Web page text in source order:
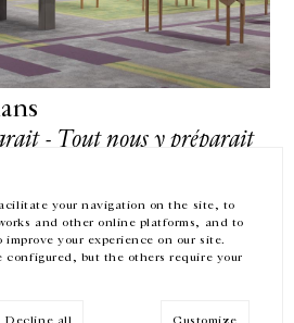
your navigation on the site, to
and other online platforms, and to
your experience on our site.
configured, but the others require your
- Tout nous y préparait
Instagram